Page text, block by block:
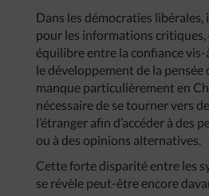
Dans les démocraties libérales,
pour les informations critiques,
équilibre entre la confiance
le développement de la pensée
manque particulièrement en
nécessaire de se tourner vers
l’étranger afin d’accéder à des
ou à des opinions alternatives.
Cette forte disparité entre les
se révèle peut-être encore